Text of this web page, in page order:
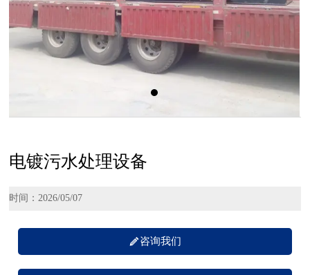
电镀污水处理设备
时间：2026/05/07
咨询我们